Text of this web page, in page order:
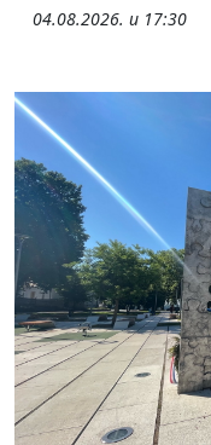
04.08.2026. u 17:30